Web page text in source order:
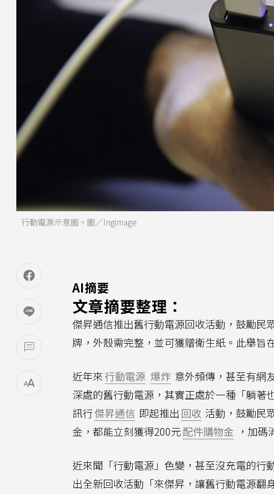
行動電源示意圖。圖／Ingimage
AI摘要
文章摘要整理：
傑昇通信推出舊行動電源回收活動，鼓勵民
牌，外殼需完整，並可獲贈衛生紙。此舉旨
近年來行動電源 爆炸 意外頻傳，甚至有網
深處的舊行動電源，其實正處於一種「躺著
訊行傑昇通信 即起推出 回收 活動，鼓勵民
金，都能立刻獲得200元配件購物金 ，加碼
近來聞「行動電源」色變，甚至沒充電的行
出全新回收活動「來傑昇，讓舊行動電源翻